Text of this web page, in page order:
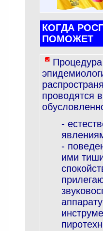
КОГДА
ПОМОЖЕТ
проводятся
-
-
ими